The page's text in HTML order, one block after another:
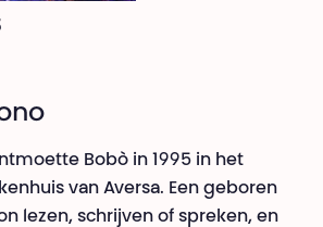
Bobò in 1995 in het
van Aversa. Een geboren
lezen, schrijven of spreken, en